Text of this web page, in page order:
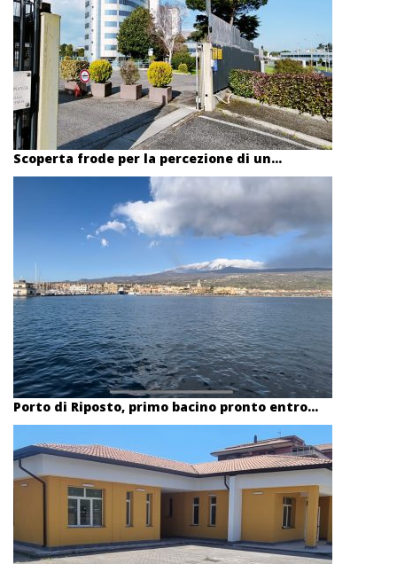
Scoperta frode per la percezione di un...
Porto di Riposto, primo bacino pronto entro...